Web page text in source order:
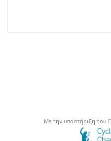
Με την υποστήριξη του